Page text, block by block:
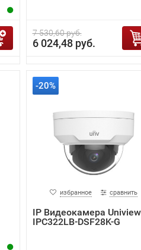
7 530,60 руб.
6 024,48 руб.
-20%
избранное сравнить
IP Видеокамера Uniview
IPC322LB-DSF28K-G